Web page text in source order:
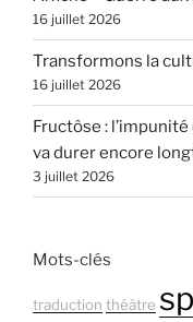
16 juillet 2026
Transformons la
16 juillet 2026
Fructôse :
va durer encore
3 juillet 2026
Mots-clés
traduction théâtre